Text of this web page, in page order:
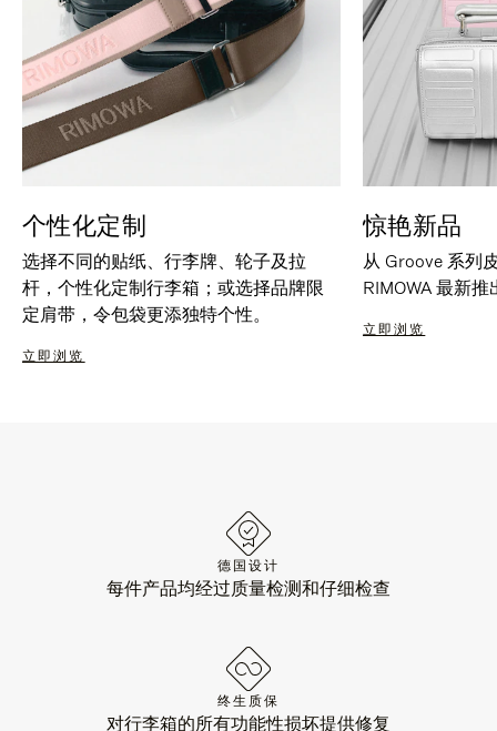
个性化定制
选择不同的贴纸、行李牌、轮子及拉
杆，个性化定制行李箱；或选择品牌限
定肩带，令包袋更添独特个性。
立即浏览
惊艳新品
从 Groove 系列
RIMOWA 最新
立即浏览
德国设计
每件产品均经过质量检测和仔细检查
终生质保
对行李箱的所有功能性损坏提供修复